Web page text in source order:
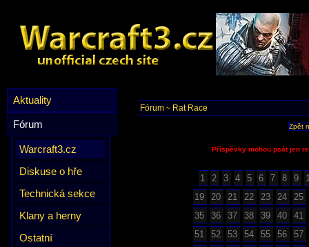
Aktuality
Fórum
Warcraft3.cz
Diskuse o hře
Technická sekce
Klany a herny
Ostatní
Fórum ~ Rat Race
Zpět
Příspěvky mohou psát jen
1 2 3 4 5 6 7 8 9
19
20 21 22 23 24
25
35
36 37 38 39 40
41
51
52 53 54 55 56
57